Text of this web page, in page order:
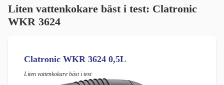
Liten vattenkokare bäst i test: Clatronic
WKR 3624
Clatronic WKR 3624 0,5L
Liten vattenkokare bäst i test